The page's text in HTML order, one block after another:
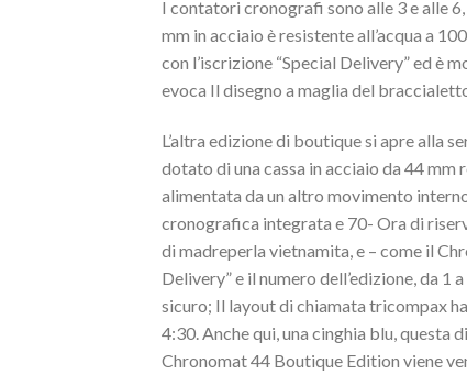
I contatori cronografi sono alle 3 e alle
mm in acciaio è resistente all’acqua a
con l’iscrizione “Special Delivery” ed è
evoca Il disegno a maglia del
L’altra edizione di boutique si apre alla
dotato di una cassa in acciaio da 44 mm
alimentata da un altro movimento
cronografica integrata e 70- Ora di
di madreperla vietnamita, e – come il
Delivery” e il numero dell’edizione, da
sicuro; Il layout di chiamata tricompax
4:30. Anche qui, una cinghia blu, questa
Chronomat 44 Boutique Edition viene